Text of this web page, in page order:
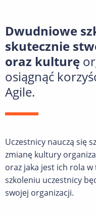
Dwudniowe
skutecznie
oraz kulturę
osiągnąć
Agile.
Uczestnicy nauczą się
zmianę kultury
oraz jaka jest ich rola
szkoleniu uczestnicy
swojej organizacji.